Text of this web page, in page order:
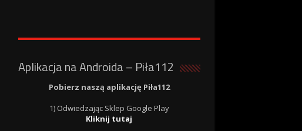
Aplikacja na Androida – Piła112
Pobierz naszą aplikację Piła112
1) Odwiedzając Sklep Google Play
Kliknij tutaj